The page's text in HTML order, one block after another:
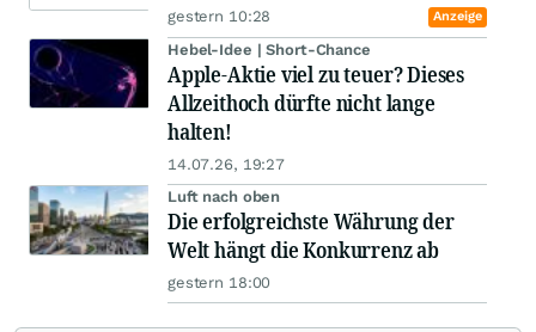
gestern 10:28 Anzeige
Hebel-Idee | Short-Chance
Apple-Aktie viel zu teuer? Dieses
Allzeithoch dürfte nicht lange
halten!
14.07.26, 19:27
Luft nach oben
Die erfolgreichste Währung der
Welt hängt die Konkurrenz ab
gestern 18:00